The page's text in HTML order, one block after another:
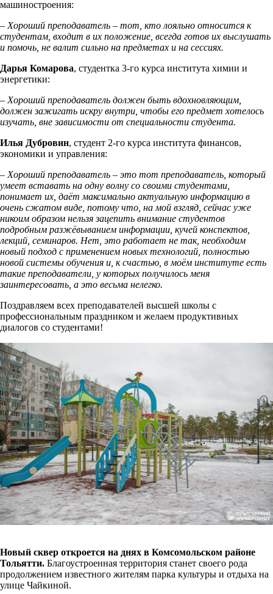
машиностроения:
– Хороший преподаватель – тот, кто лояльно относится к
студентам, входит в их положение, всегда готов их выслушать
и помочь, не валит сильно на предметах и на сессиях.
Дарья Комарова, студентка 3-го курса института химии и
энергетики:
– Хороший преподаватель должен быть вдохновляющим,
должен зажигать искру внутри, чтобы его предмет хотелось
изучать, вне зависимости от специальности студента.
Илья Дубровин, студент 2-го курса института финансов,
экономики и управления:
– Хороший преподаватель – это тот преподаватель, который
умеет вставать на одну волну со своими студентами,
понимает их, даёт максимально актуальную информацию в
очень сжатом виде, потому что, на мой взгляд, сейчас уже
никоим образом нельзя зацепить внимание студентов
подробным разжёвыванием информации, кучей конспектов,
лекций, семинаров. Нет, это работает не так, необходим
новый подход с применением новых технологий, полностью
новой системы обучения и, к счастью, в моём институте есть
такие преподаватели, у которых получилось меня
заинтересовать, а это весьма нелегко.
Поздравляем всех преподавателей высшей школы с
профессиональным праздником и желаем продуктивных
диалогов со студентами!
Новый сквер откроется на днях в Комсомольском районе
Тольятти. Благоустроенная территория станет своего рода
продолжением известного жителям парка культуры и отдыха на
улице Чайкиной.